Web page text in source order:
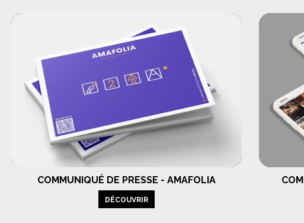
COMMUNIQUÉ DE PRESSE - AMAFOLIA
DÉCOUVRIR